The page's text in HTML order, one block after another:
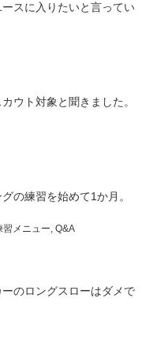
ースに入りたいと言ってい
ウト対象と聞きました。
の練習を始めて1か月。
習メニュー, Q&A
ーのロングスローはダメで